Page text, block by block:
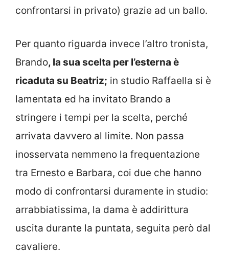
confrontarsi in privato) grazie ad un ballo.
Per quanto riguarda invece l’altro tronista,
Brando, la sua scelta per l’esterna è
ricaduta su Beatriz; in studio Raffaella si è
lamentata ed ha invitato Brando a
stringere i tempi per la scelta, perché
arrivata davvero al limite. Non passa
inosservata nemmeno la frequentazione
tra Ernesto e Barbara, coi due che hanno
modo di confrontarsi duramente in studio:
arrabbiatissima, la dama è addirittura
uscita durante la puntata, seguita però dal
cavaliere.